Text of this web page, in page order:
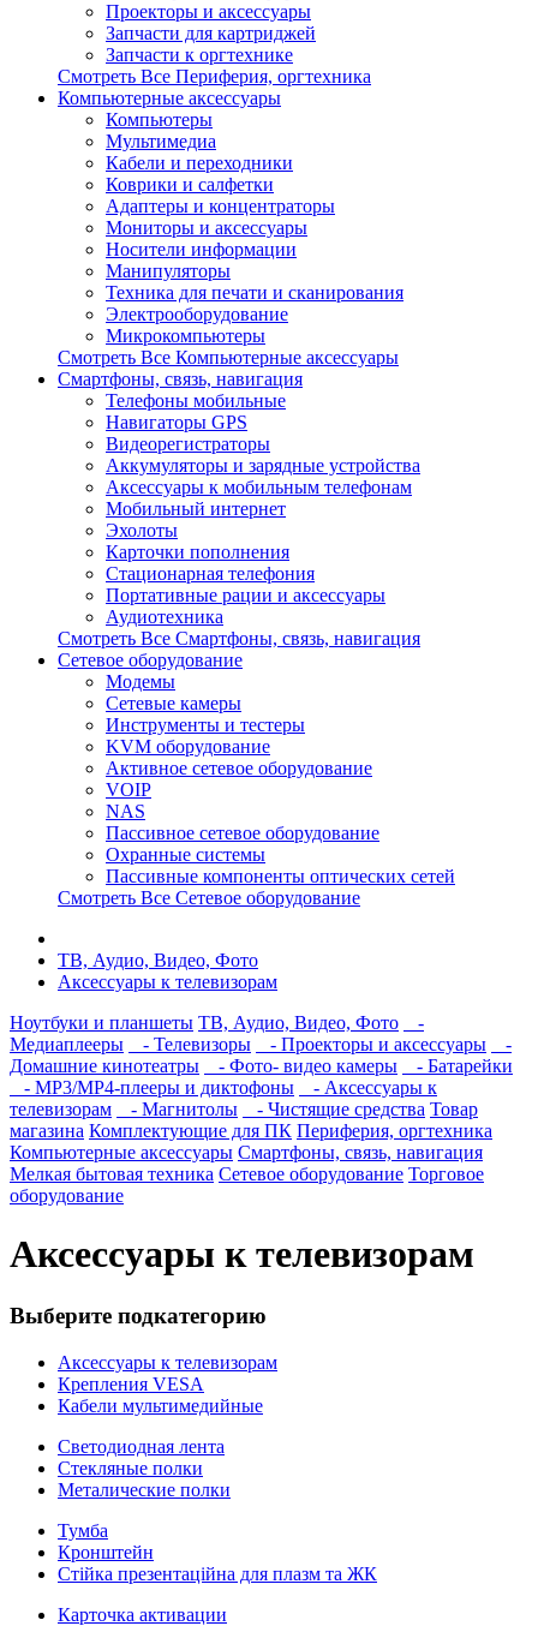
Проекторы и аксессуары
Запчасти для картриджей
Запчасти к оргтехнике
Смотреть Все Периферия, оргтехника
Компьютерные аксессуары
Компьютеры
Мультимедиа
Кабели и переходники
Коврики и салфетки
Адаптеры и концентраторы
Мониторы и аксессуары
Носители информации
Манипуляторы
Техника для печати и сканирования
Электрооборудование
Микрокомпьютеры
Смотреть Все Компьютерные аксессуары
Смартфоны, связь, навигация
Телефоны мобильные
Навигаторы GPS
Видеорегистраторы
Аккумуляторы и зарядные устройства
Аксессуары к мобильным телефонам
Мобильный интернет
Эхолоты
Карточки пополнения
Стационарная телефония
Портативные рации и аксессуары
Аудиотехника
Смотреть Все Смартфоны, связь, навигация
Сетевое оборудование
Модемы
Сетевые камеры
Инструменты и тестеры
KVM оборудование
Активное сетевое оборудование
VOIP
NAS
Пассивное сетевое оборудование
Охранные системы
Пассивные компоненты оптических сетей
Смотреть Все Сетевое оборудование
ТВ, Аудио, Видео, Фото
Аксессуары к телевизорам
Ноутбуки и планшеты ТВ, Аудио, Видео, Фото
-
Медиаплееры
- Телевизоры - Проекторы и аксессуары
-
Домашние кинотеатры
- Фото- видео камеры
- Батарейки
- MP3/MP4-плееры и диктофоны
- Аксессуары к
телевизорам
- Магнитолы - Чистящие средства Товар
магазина Комплектующие для ПК Периферия, оргтехника
Компьютерные аксессуары Смартфоны, связь, навигация
Мелкая бытовая техника Сетевое оборудование Торговое
оборудование
Аксессуары к телевизорам
Выберите подкатегорию
Аксессуары к телевизорам
Крепления VESA
Кабели мультимедийные
Светодиодная лента
Стекляные полки
Металические полки
Тумба
Кронштейн
Стійка презентаційна для плазм та ЖК
Карточка активации